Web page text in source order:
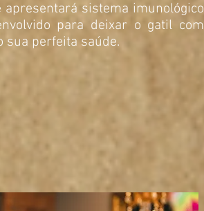
apresentará sistema imunológico
para deixar o gatil com
sua perfeita saúde.